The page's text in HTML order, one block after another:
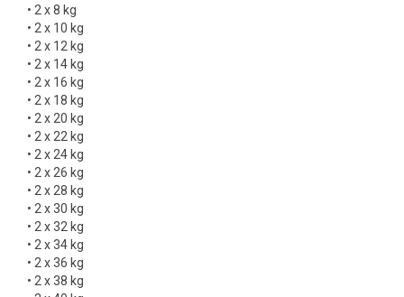
• 2 x 8 kg
• 2 x 10 kg
• 2 x 12 kg
• 2 x 14 kg
• 2 x 16 kg
• 2 x 18 kg
• 2 x 20 kg
• 2 x 22 kg
• 2 x 24 kg
• 2 x 26 kg
• 2 x 28 kg
• 2 x 30 kg
• 2 x 32 kg
• 2 x 34 kg
• 2 x 36 kg
• 2 x 38 kg